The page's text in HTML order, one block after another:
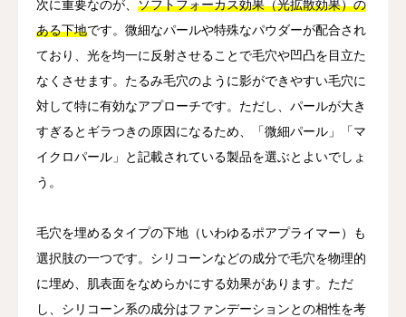
次に重要なのが、 ソフトフォーカス効果（光拡散効果）の
ある下地です。微細なパールや特殊なパウダーが配合され
ており、光を均一に反射させることで毛穴や凹凸を目立た
なくさせます。たるみ毛穴のように影ができやすい毛穴に
対して特に有効なアプローチです。ただし、パールが大き
すぎるとギラつきの原因になるため、「微細パール」「マ
イクロパール」と記載されている製品を選ぶとよいでしょ
う。
毛穴を埋めるタイプの下地（いわゆるポアプライマー）も
選択肢の一つです。シリコーンなどの成分で毛穴を物理的
に埋め、肌表面をなめらかにする効果があります。ただ
し、シリコーン系の成分はファンデーションとの相性を考